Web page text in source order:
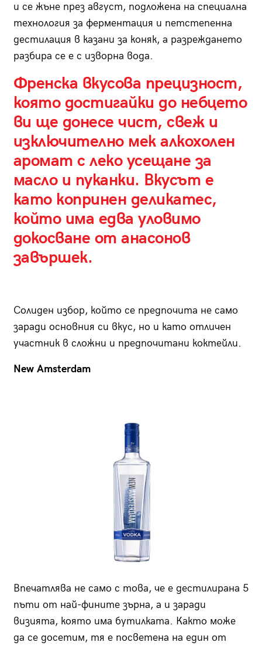
и се жъне през август, подложена на специална
технология за ферментация и петстепенна
дестилация в казани за коняк, а разреждането
разбира се е с изворна вода.
Френска вкусова прецизност,
която достигайки до небцето
ви ще донесе чист, свеж и
изключително мек алкохолен
аромат с леко усещане за
масло и пуканки. Вкусът е
като копринен деликатес,
който има едва уловимо
докосване от анасонов
завършек.
Солиден избор, който се предпочита не само
заради основния си вкус, но и като отличен
участник в сложни и предпочитани коктейли.
New Amsterdam
Впечатлява не само с това, че е дестилирана 5
пъти от най-фините зърна, а и заради
визията, която има бутилката. Както може
да се досетим, тя е посветена на един от